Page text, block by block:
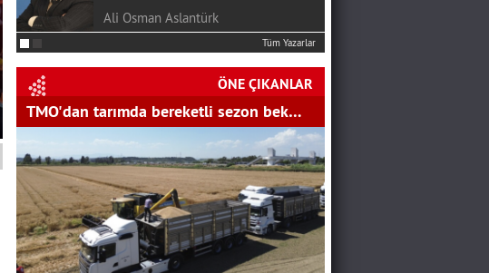
Ali Osman Aslantürk
24 HAZİRAN’DAN SONRA
CHP…
Mutluluk Sofrası...
Hakan Aydemir
YGS Öncesi Yapmanız
Gerekenler
Bekir Gözalan
Tüm Yazarlar
ÖNE ÇIKANLAR
TMO'dan tarımda bereketli sezon bek…